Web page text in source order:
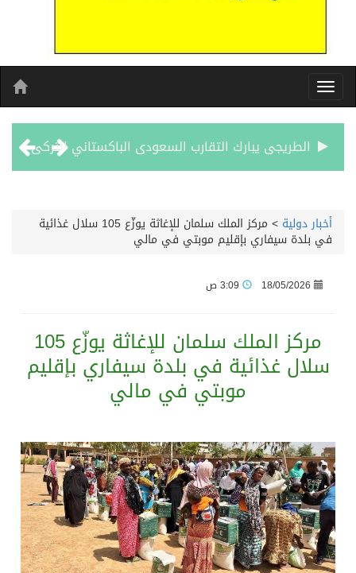
الطريجى يبارك التقارب السعودى الباكستاني التركى
الفيفا – يعتذر عن آلية إدارة مقترح الحقوق التجارية لكأس العالم ويؤكد مراجعة الإجراءات
الرئيس عبد الفتاح السيسى يستقبل ملك البحرين
تشغيل قطاري 809 / 810 علي خط( شربين / قلين ) بكامل بجمهورية مصر العربيةجداولها خلال يومي 6 – 7 أغسطس الجاري
أخبار دولية > مركز الملك سلمان للإغاثة يوزّع 105 سلال غذائية
في بلدة سيفاري بإقليم موبتي في مالي
18/05/2026
مركز الملك سلمان للإغاثة يوزّع 105
سلال غذائية في بلدة سيفاري بإقليم
موبتي في مالي